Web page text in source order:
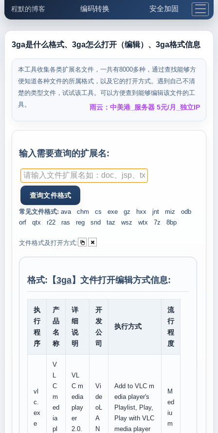
程默的博客 编码转换 安全加固
邮件工具 生活便民 更多工具
5.1支付宝大红包
3ga是什么格式、3ga怎么打开（编辑）、3ga格式信息
本工具收集各类扩展名文件，一共有8000多种，通过查找能够方
便知道各种文件的所属格式，以及它的打开方式。遇到自己不清
楚的类型文件，试试该工具。可以方便查到能够编辑该文件的工
具。
雨云：中美港_服务器 5元/月_独立IP
输入需要查询的扩展名:
常见文件格式: ava chm cs exe gz hxx jnt miz
odb
orf
qtx r22 ras reg snd taz wsz wtx 7z 8bp
文件格式及打开方式:
格式:【3ga】文件打开编辑方式信息:
执
行
程
序
产
品
名
称
详
细
说
明
开
发
公
司
执行方式
流
行
程
度
vl
c.
ex
e
V
L
C
m
ed
ia
pl
VL
C m
edia
play
er
2.0.
Vi
de
oL
A
N
Add to VLC m
edia player's
Playlist, Play,
Play with VLC
media player
M
ed
iu
m